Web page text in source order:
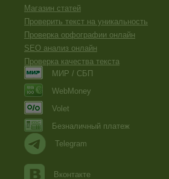
Магазин статей
Проверить текст на уникальность
Проверка орфографии онлайн
SEO анализ онлайн
Проверка качества текста
МИР / СБП
WebMoney
Volet
Безналичный платеж
Telegram
Вконтакте